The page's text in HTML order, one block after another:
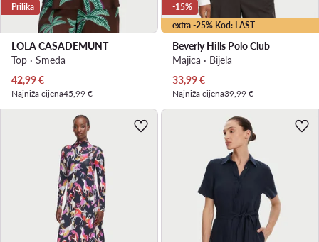
Prilika
LOLA CASADEMUNT
Top · Smeđa
Trenutna cijena
42,99€
Najniža cijena45,99 €
extra -25% Kod: LAST
-15%
Beverly Hills Polo Club
Majica · Bijela
Trenutna cijena
33,99€
Najniža cijena39,99 €